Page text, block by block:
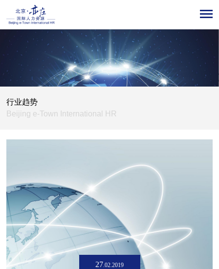
行业趋势
Beijing e-Town International HR
27.02.2019